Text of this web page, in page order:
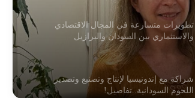
والاستثماري بين السودان والبرازيل
شراكة مع إندونيسيا لإنتاج وتصنيع وتصدير
اللحوم السودانية..تفاصيل!